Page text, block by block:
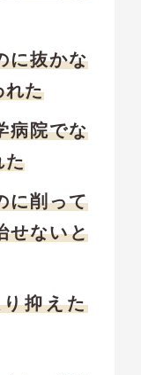
に抜かな
れた
病院でな
た
に削って
せないと
抑えた